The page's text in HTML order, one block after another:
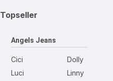
Topseller
Angels Jeans
Cici
Luci
Dolly
Linny